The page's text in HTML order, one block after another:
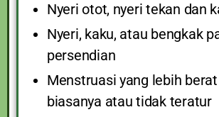
Nyeri otot, nyeri tekan dan
Nyeri, kaku, atau bengkak
persendian
Menstruasi yang lebih
biasanya atau tidak teratur